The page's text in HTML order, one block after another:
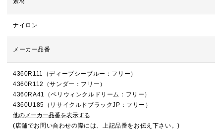
ナイロン
メーカー品番
4360R111（ディープシーブルー：フリー）
4360R112（サンダー：フリー）
4360RA41（ペリウィンクルドリーム：フリー）
4360U185（リサイクルドブラックJP：フリー）
他のメーカー品番を表示する
(店舗でお問い合わせの際には、上記品番をお伝え下さい。)